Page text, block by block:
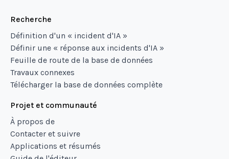
Recherche
Définition d'un « incident d'IA »
Définir une « réponse aux incidents d'IA »
Feuille de route de la base de données
Travaux connexes
Télécharger la base de données complète
Projet et communauté
À propos de
Contacter et suivre
Applications et résumés